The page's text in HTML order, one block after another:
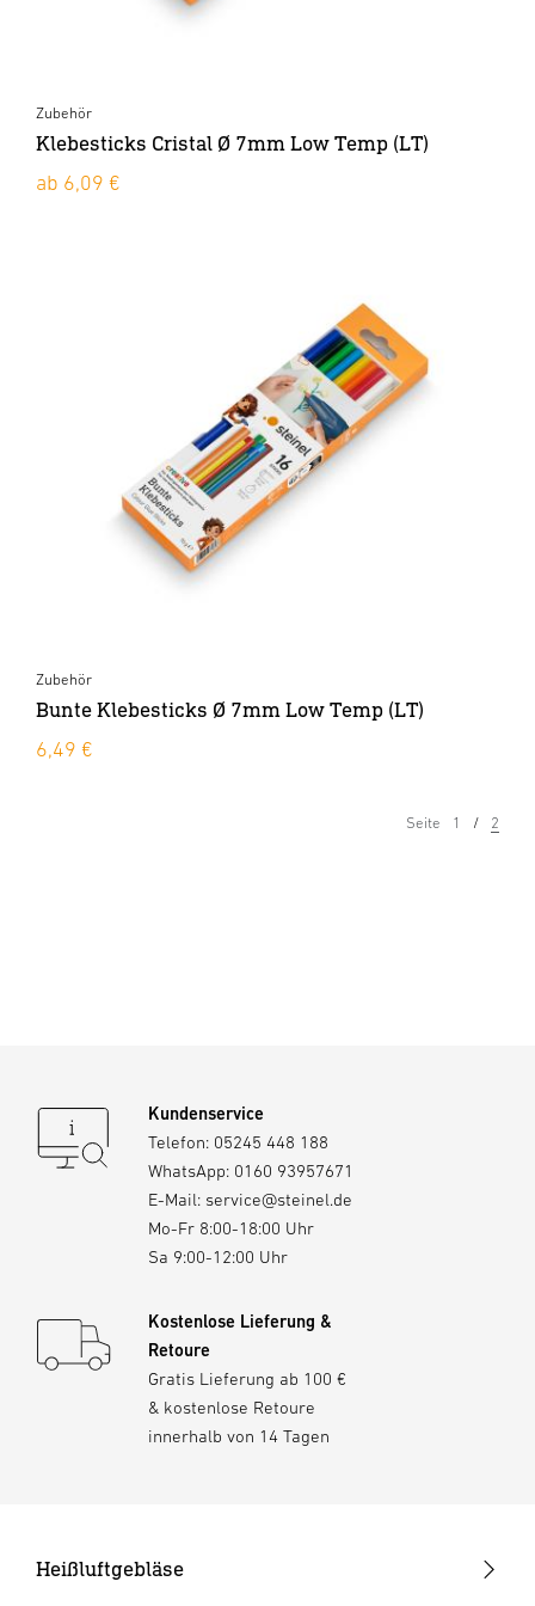
Zubehör
Klebesticks Cristal Ø 7mm Low Temp (LT)
ab 6,09 €
Zubehör
Bunte Klebesticks Ø 7mm Low Temp (LT)
6,49 €
Seite 1 2
Kundenservice
Telefon: 05245 448 188
WhatsApp: 0160 93957671
E-Mail: service@steinel.de
Mo-Fr 8:00-18:00 Uhr
Sa 9:00-12:00 Uhr
Kostenlose Lieferung &
Retoure
Gratis Lieferung ab 100 €
& kostenlose Retoure
innerhalb von 14 Tagen
Heißluftgebläse